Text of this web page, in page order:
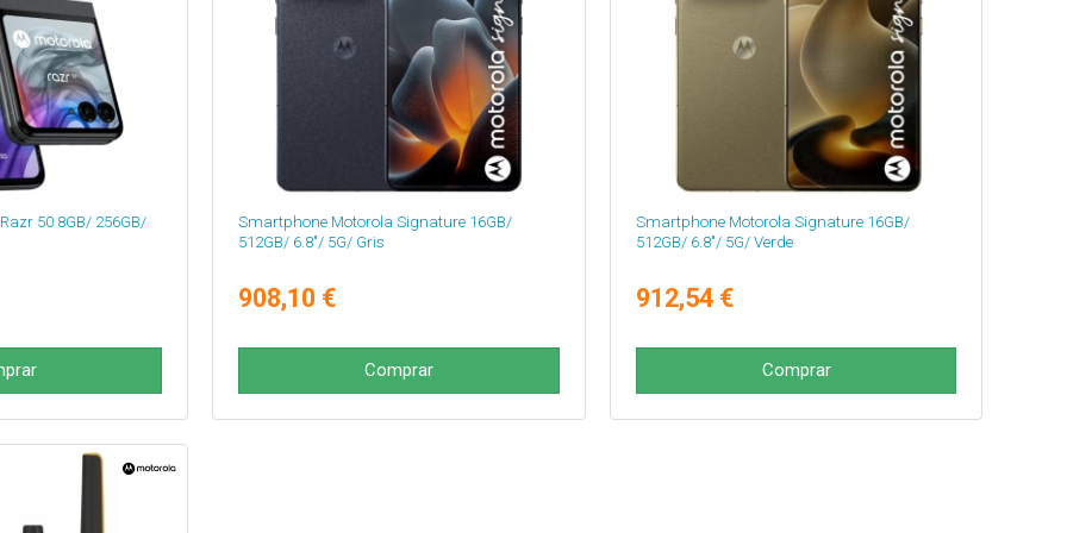
50 8GB/ 256GB/
Smartphone Motorola Signature 16GB/
512GB/ 6.8"/ 5G/ Gris
908,10 €
Comprar
Smartphone Motorola Signature 16GB/
512GB/ 6.8"/ 5G/ Verde
912,54 €
Comprar